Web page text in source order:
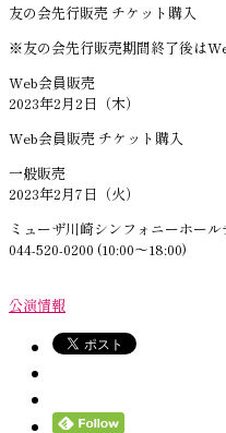
友の会先行販売 チケット購入
※友の会先行販売期間終了後は
Web会員販売
2023年2月2日（木）
Web会員販売 チケット購入
一般販売
2023年2月7日（火）
ミューザ川崎シンフォニーホー
044-520-0200 (10:00〜18:00)
公演情報